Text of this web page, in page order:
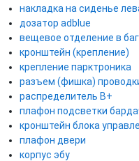
накладка на сиденье
дозатор adblue
вещевое отделение в
кронштейн (крепление)
крепление парктроника
разъем (фишка)
распределитель B+
плафон подсветки
кронштейн блока
плафон двери
корпус эбу